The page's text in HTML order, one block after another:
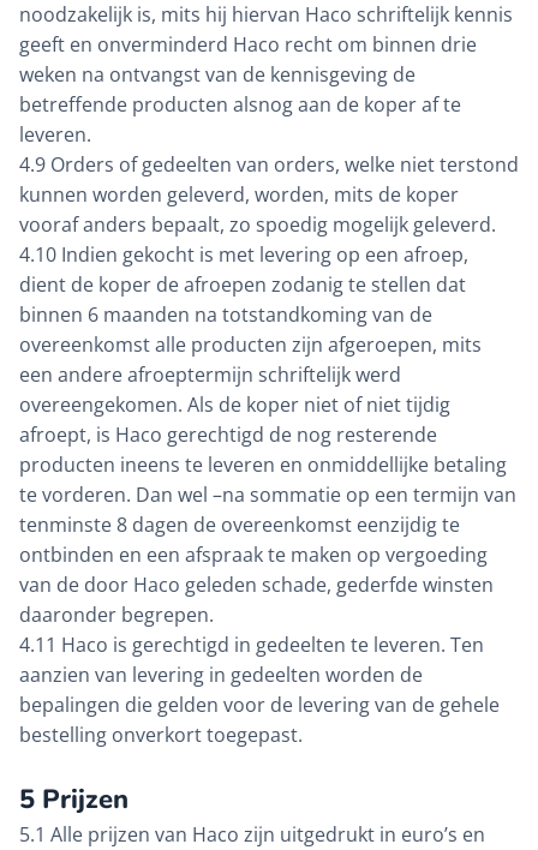
noodzakelijk is, mits hij hiervan Haco schriftelijk kennis
geeft en onverminderd Haco recht om binnen drie
weken na ontvangst van de kennisgeving de
betreffende producten alsnog aan de koper af te
leveren.
4.9 Orders of gedeelten van orders, welke niet terstond
kunnen worden geleverd, worden, mits de koper
vooraf anders bepaalt, zo spoedig mogelijk geleverd.
4.10 Indien gekocht is met levering op een afroep,
dient de koper de afroepen zodanig te stellen dat
binnen 6 maanden na totstandkoming van de
overeenkomst alle producten zijn afgeroepen, mits
een andere afroeptermijn schriftelijk werd
overeengekomen. Als de koper niet of niet tijdig
afroept, is Haco gerechtigd de nog resterende
producten ineens te leveren en onmiddellijke betaling
te vorderen. Dan wel –na sommatie op een termijn van
tenminste 8 dagen de overeenkomst eenzijdig te
ontbinden en een afspraak te maken op vergoeding
van de door Haco geleden schade, gederfde winsten
daaronder begrepen.
4.11 Haco is gerechtigd in gedeelten te leveren. Ten
aanzien van levering in gedeelten worden de
bepalingen die gelden voor de levering van de gehele
bestelling onverkort toegepast.
5 Prijzen
5.1 Alle prijzen van Haco zijn uitgedrukt in euro’s en